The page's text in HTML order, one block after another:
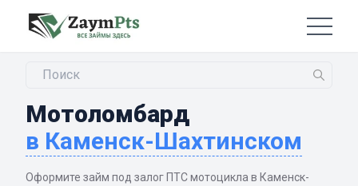
Мотоломбард
в Каменск-Шахтинском
Оформите займ под залог ПТС мотоцикла в Каменск-